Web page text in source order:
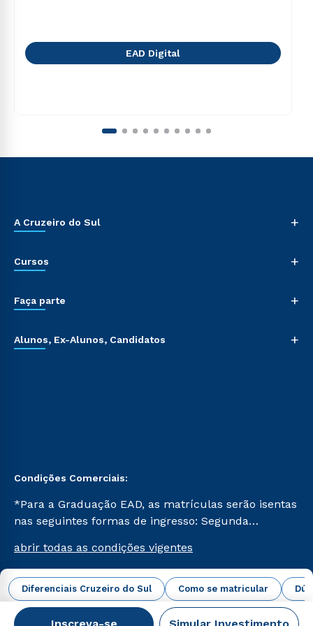
Diferenciais Cruzeiro do Sul Como se matricular
EAD Digital
A Cruzeiro do Sul +
Cursos +
Faça parte +
Alunos, Ex-Alunos, Candidatos +
Condições Comerciais:
*Para a Graduação EAD, as matrículas serão isentas
nas seguintes formas de ingresso: Segunda
Já para as demais, a taxa de matrícula será de R$
49. *Para a Pós-graduação EAD, as ofertas
mencionadas são referentes aos cursos: Ensino
Religioso, Geografia para a Docência e Metodologia
do Ensino de História: Questões Atuais.
abrir todas as condições vigentes
Campus Virtual Cruzeiro do Sul Educacional © 2026 -
Todos os direitos reservados.